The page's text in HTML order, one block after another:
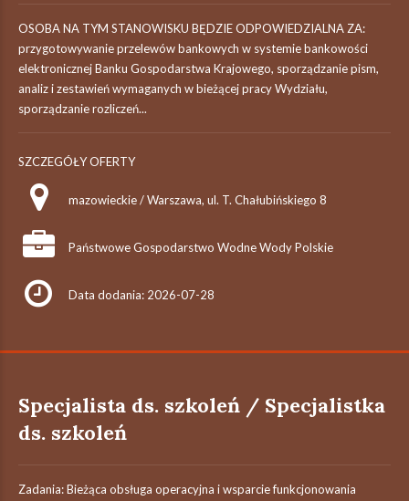
OSOBA NA TYM STANOWISKU BĘDZIE ODPOWIEDZIALNA ZA:
przygotowywanie przelewów bankowych w systemie bankowości
elektronicznej Banku Gospodarstwa Krajowego, sporządzanie pism,
analiz i zestawień wymaganych w bieżącej pracy Wydziału,
sporządzanie rozliczeń...
SZCZEGÓŁY OFERTY
mazowieckie / Warszawa, ul. T. Chałubińskiego 8
Państwowe Gospodarstwo Wodne Wody Polskie
Data dodania: 2026-07-28
Specjalista ds. szkoleń / Specjalistka
ds. szkoleń
Zadania: Bieżąca obsługa operacyjna i wsparcie funkcjonowania